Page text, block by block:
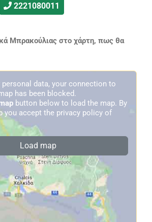
2221080011
Μπρακούλιας στο χάρτη, πως θα
data, your connection to
has been blocked.
button below to load the map. By
you accept the privacy policy of
Load map